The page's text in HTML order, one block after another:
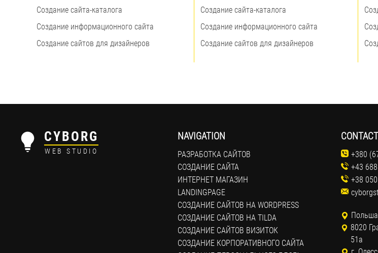
Создание сайта-каталога
Создание информационного сайта
Создание сайтов для дизайнеров
Создание сайта-каталога
Создание информационного сайта
Создание сайтов для дизайнеров
CYBORG
WEB STUDIO
NAVIGATION
РАЗРАБОТКА САЙТОВ
СОЗДАНИЕ САЙТА
ИНТЕРНЕТ МАГАЗИН
LANDINGPAGE
СОЗДАНИЕ САЙТОВ НА WORDPRESS
СОЗДАНИЕ САЙТОВ НА TILDA
СОЗДАНИЕ САЙТОВ ВИЗИТОК
СОЗДАНИЕ КОРПОРАТИВНОГО САЙТА
+380
+43
+38
8020
51a